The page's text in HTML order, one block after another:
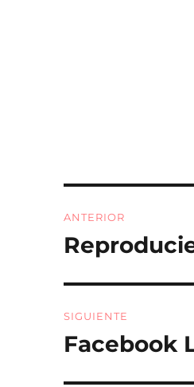
de
ANTERIOR
Entrada
SIGUIENTE
Entrada
Facebook